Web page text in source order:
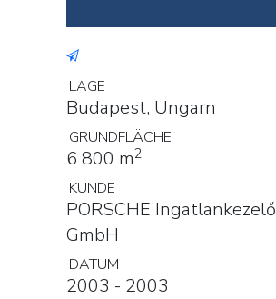
LAGE
Budapest, Ungarn
GRUNDFLÄCHE
6 800 m2
KUNDE
PORSCHE Ingatlankezelő
GmbH
DATUM
2003 - 2003